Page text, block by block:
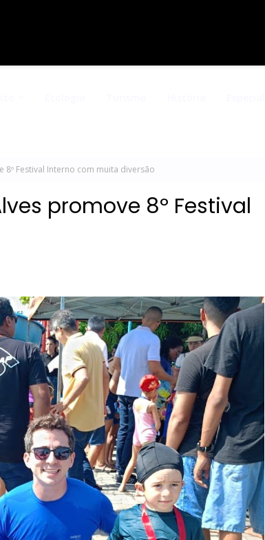
8º Festival Interno com muita diversão
promove 8º Festival